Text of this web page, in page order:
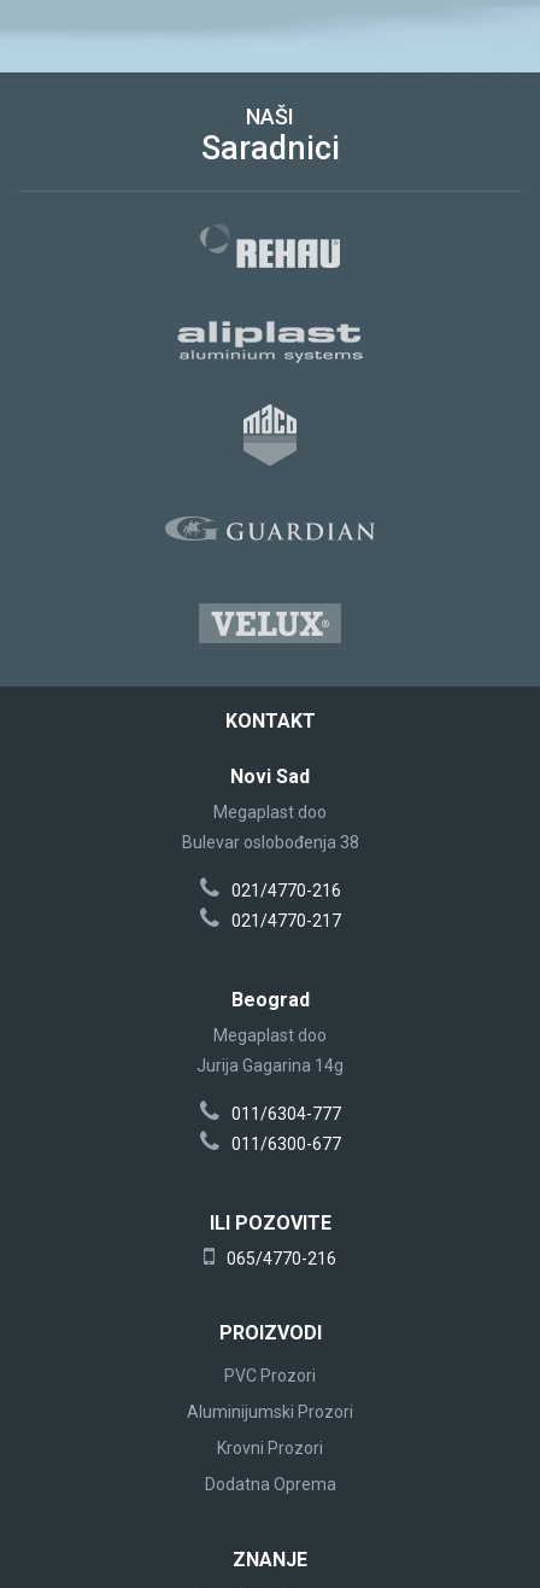
NAŠI
Saradnici
KONTAKT
Novi Sad
Megaplast doo
Bulevar oslobođenja 38
021/4770-216
021/4770-217
Beograd
Megaplast doo
Jurija Gagarina 14g
011/6304-777
011/6300-677
ILI POZOVITE
065/4770-216
PROIZVODI
PVC Prozori
Aluminijumski Prozori
Krovni Prozori
Dodatna Oprema
ZNANJE